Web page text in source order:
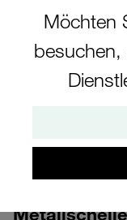
Möchten
Bitte beachten Sie: Das
um die